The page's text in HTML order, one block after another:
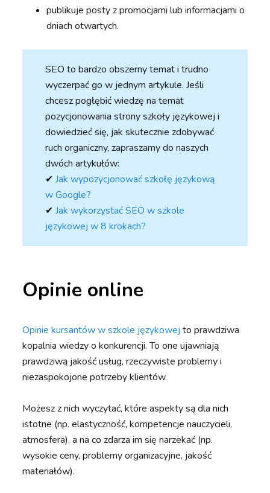
publikuje posty z promocjami lub informacjami o
dniach otwartych.
SEO to bardzo obszerny temat i trudno
wyczerpać go w jednym artykule. Jeśli
chcesz pogłębić wiedzę na temat
pozycjonowania strony szkoły językowej i
dowiedzieć się, jak skutecznie zdobywać
ruch organiczny, zapraszamy do naszych
dwóch artykułów:
✔︎Jak wypozycjonować szkołę językową
w Google?
✔︎Jak wykorzystać SEO w szkole
językowej w 8 krokach?
Opinie online
Opinie kursantów w szkole językowej to prawdziwa
kopalnia wiedzy o konkurencji. To one ujawniają
prawdziwą jakość usług, rzeczywiste problemy i
niezaspokojone potrzeby klientów.
Możesz z nich wyczytać, które aspekty są dla nich
istotne (np. elastyczność, kompetencje nauczycieli,
atmosfera), a na co zdarza im się narzekać (np.
wysokie ceny, problemy organizacyjne, jakość
materiałów).